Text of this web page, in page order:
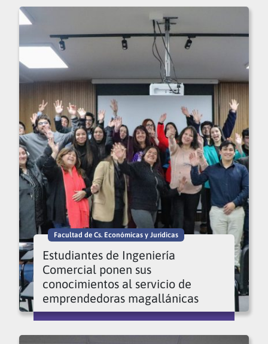
Facultad de Cs. Económicas y Jurídicas
Estudiantes de Ingeniería
Comercial ponen sus
conocimientos al servicio de
emprendedoras magallánicas